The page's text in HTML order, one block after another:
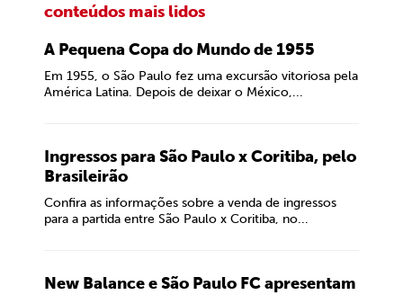
conteúdos mais lidos
A Pequena Copa do Mundo de 1955
Em 1955, o São Paulo fez uma excursão vitoriosa pela
América Latina. Depois de deixar o México,...
Ingressos para São Paulo x Coritiba, pelo
Brasileirão
Confira as informações sobre a venda de ingressos
para a partida entre São Paulo x Coritiba, no...
New Balance e São Paulo FC apresentam